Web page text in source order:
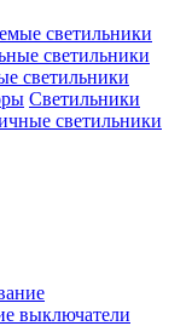
светильники
светильники
светильники
Светильники
светильники
выключатели